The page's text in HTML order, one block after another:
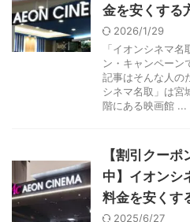
金を安くする
2026/1/29
「イオンシネマ
ン・キャンペーン
記事はそんな人の
シネマ名取」は宮
階にある映画館 ...
【割引クー
中】イオンシ
料金を安くす
2025/6/27